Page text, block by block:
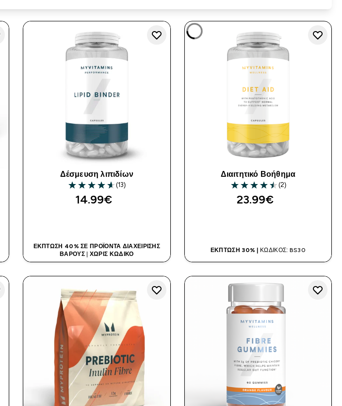
Δέσμευση λιπιδίων
4.62 out of 5 stars
(13)
14.99€‎
ΈΚΠΤΩΣΗ 40% ΣΕ ΠΡΟΪΌΝΤΑ ΔΙΑΧΕΊΡΙΣΗΣ
ΒΆΡΟΥΣ| ΧΩΡΊΣ ΚΩΔΙΚΌ
Διαιτητικό Βοήθημα
4.5 out of 5 stars
(2)
23.99€‎
ΈΚΠΤΩΣΗ 30% | ΚΩΔΙΚΌΣ: BS30